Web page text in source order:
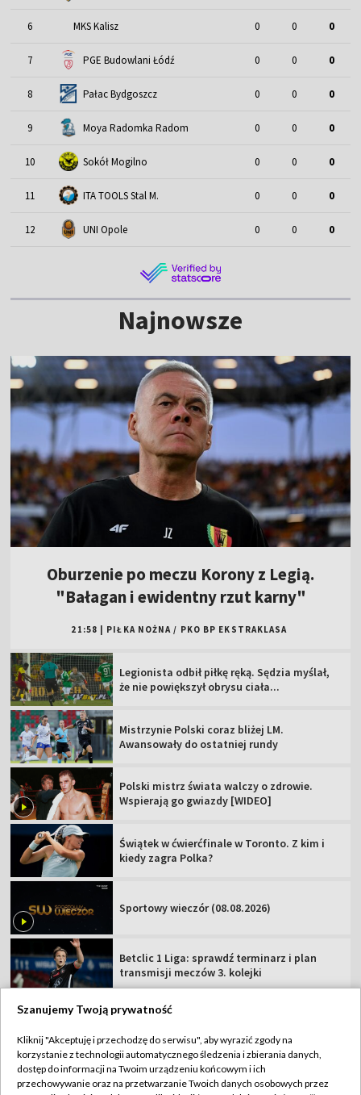
6 MKS Kalisz 0 0 0
7 PGE Budowlani Łódź 0 0 0
8 Pałac Bydgoszcz 0 0 0
9 Moya Radomka Radom 0 0 0
10 Sokół Mogilno 0 0 0
11 ITA TOOLS Stal M. 0 0 0
12 UNI Opole 0 0 0
Najnowsze
Oburzenie po meczu Korony z Legią.
"Bałagan i ewidentny rzut karny"
21:58 PIŁKA NOŻNA / PKO BP EKSTRAKLASA
Legionista odbił piłkę ręką. Sędzia myślał,
że nie powiększył obrysu ciała...
Mistrzynie Polski coraz bliżej LM.
Awansowały do ostatniej rundy
Polski mistrz świata walczy o zdrowie.
Wspierają go gwiazdy [WIDEO]
Świątek w ćwierćfinale w Toronto. Z kim i
kiedy zagra Polka?
Sportowy wieczór (08.08.2026)
Betclic 1 Liga: sprawdź terminarz i plan
transmisji meczów 3. kolejki
TVP
Abonament TVP
Regulamin TVP
Szanujemy Twoją prywatność
Kliknij "Akceptuję i przechodzę do serwisu", aby wyrazić zgody na
korzystanie z technologii automatycznego śledzenia i zbierania danych,
dostęp do informacji na Twoim urządzeniu końcowym i ich
przechowywanie oraz na przetwarzanie Twoich danych osobowych przez